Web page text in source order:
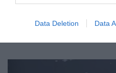
Data Deletion Data
ΔΙΕΘΝΗ